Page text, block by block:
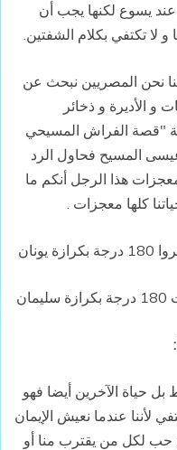
عند يسوع لكنها يجب أن
و لا تكتفي بكلام الشفتين.
نحن المصريين نبحث عن
و الأديرة و ذخائر
"قصة الفراش المسيحي
المسيح فحاول الرد
هذا الرجل أنكم ما
كلها معجزات .
بل حياة الآخرين أيضا فهو
لأننا عندما نعيش الإيمان
حب لكل من يقترب منا أو